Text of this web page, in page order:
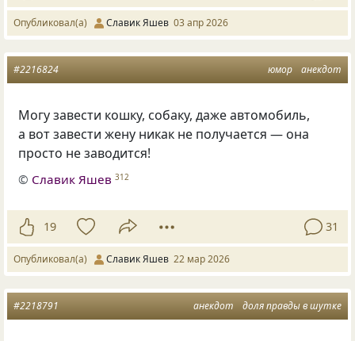
Опубликовал(а) Славик Яшев 03 апр 2026
юмор анекдот
#2216824
Могу завести кошку, собаку, даже автомобиль,
а вот завести жену никак не получается — она
просто не заводится!
© Славик Яшев 312
19 31
Опубликовал(а) Славик Яшев 22 мар 2026
анекдот доля правды в шутке
#2218791